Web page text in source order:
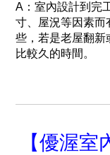
A：室內設計到完
寸、屋況等因素而
些，若是老屋翻新
比較久的時間。
【優渥